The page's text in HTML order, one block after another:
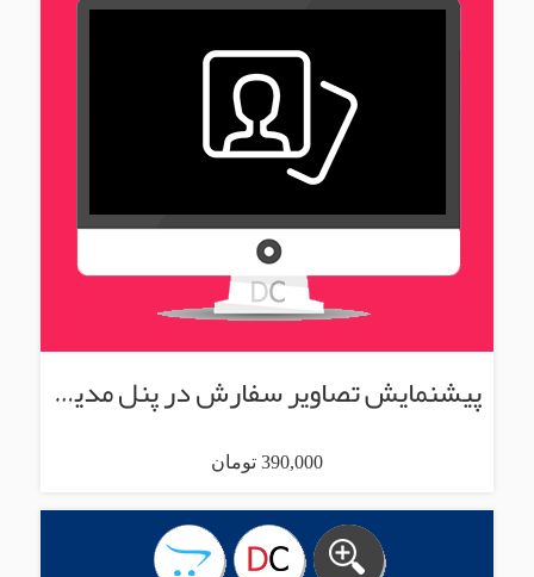
پیشنمایش تصاویر سفارش در پنل مدیریت
390,000 تومان